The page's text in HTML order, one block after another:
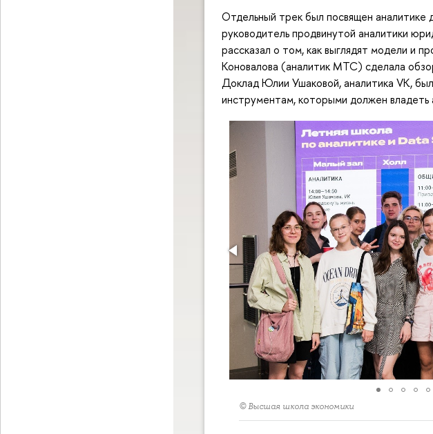
Отдельный трек был посвящен аналитике
руководитель продвинутой аналитики
рассказал о том, как выглядят модели и
Коновалова (аналитик МТС) сделала
Доклад Юлии Ушаковой, аналитика VK,
инструментам, которыми должен владеть
© Высшая школа экономики